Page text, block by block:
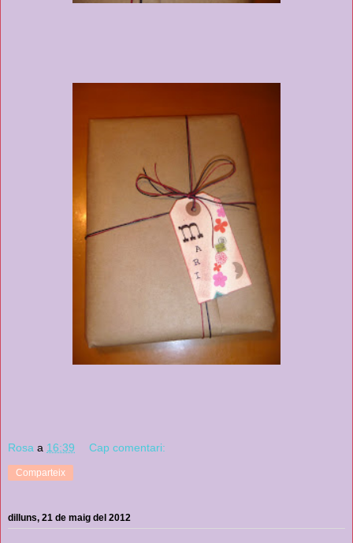
Rosa a 16:39 Cap comentari:
Comparteix
dilluns, 21 de maig del 2012